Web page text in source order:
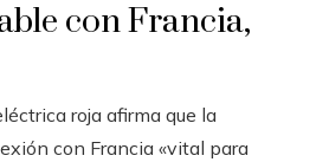
con Francia,
roja afirma que la
con Francia «vital para